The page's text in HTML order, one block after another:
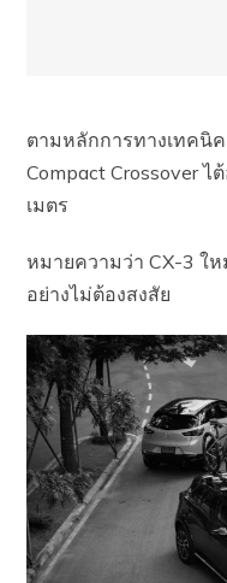
ตามหลักการทางเทคนิ
Compact Crossover
เมตร
หมายความว่า CX-3 ใ
อย่างไม่ต้องสงสัย